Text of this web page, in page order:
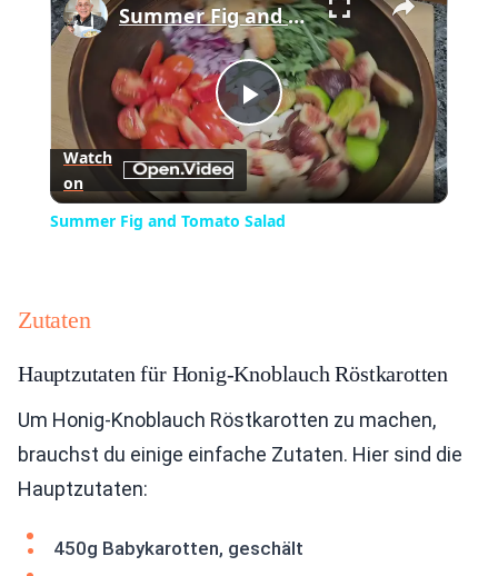
Play
Video
Summer Fig and Tomato Salad
Watch
on
Summer Fig and Tomato Salad
Zutaten
Hauptzutaten für Honig-Knoblauch Röstkarotten
Um Honig-Knoblauch Röstkarotten zu machen,
brauchst du einige einfache Zutaten. Hier sind die
Hauptzutaten:
450g Babykarotten, geschält